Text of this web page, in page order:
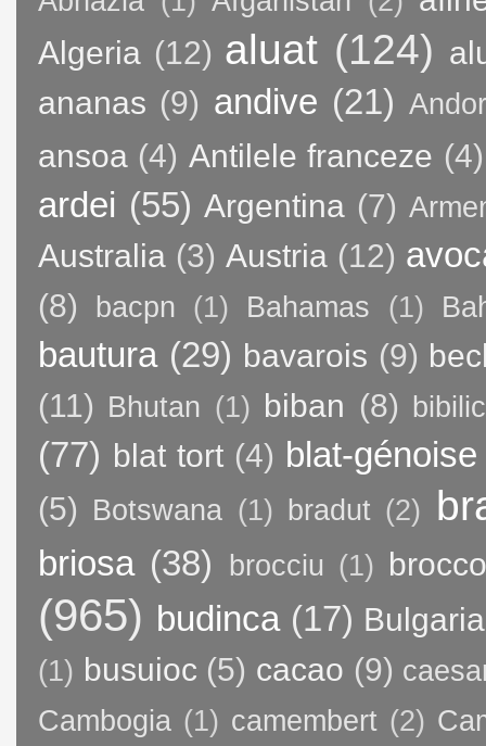
Algeria (12) aluat (124)
ananas (9) andive (21)
ansoa (4) Antilele franceze (4)
ardei (55) Argentina (7)
Australia (3) Austria (12)
(8) bacpn (1) Bahamas (1)
bautura (29) bavarois (9)
(11) Bhutan (1) biban (8)
(77) blat tort (4) blat-génoise
(5) Botswana (1) bradut (2)
briosa (38) brocciu (1)
(965) budinca (17) Bulgaria
(1) busuioc (5) cacao (9)
Cambogia (1) camembert (2)